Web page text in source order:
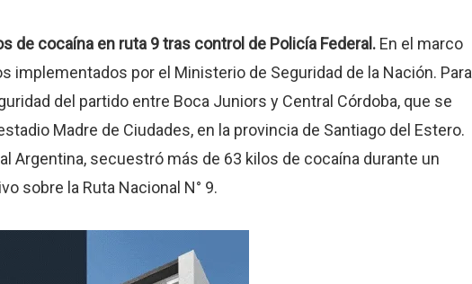
de cocaína en ruta 9 tras control de Policía Federal. En el marco
implementados por el Ministerio de Seguridad de la Nación. Para
del partido entre Boca Juniors y Central Córdoba, que se
Madre de Ciudades, en la provincia de Santiago del Estero.
Argentina, secuestró más de 63 kilos de cocaína durante un
sobre la Ruta Nacional N° 9.